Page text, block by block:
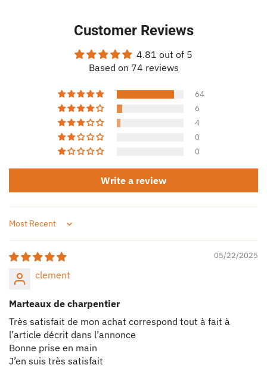
Customer Reviews
4.81 out of 5
Based on 74 reviews
64
6
4
0
0
Write a review
Sort by
05/22/2025
clement
Marteaux de charpentier
Très satisfait de mon achat correspond tout à fait à
l’article décrit dans l’annonce
Bonne prise en main
J’en suis très satisfait